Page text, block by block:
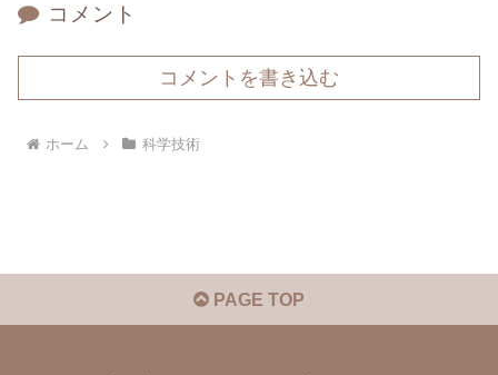
コメント
コメントを書き込む
ホーム 科学技術
PAGE TOP